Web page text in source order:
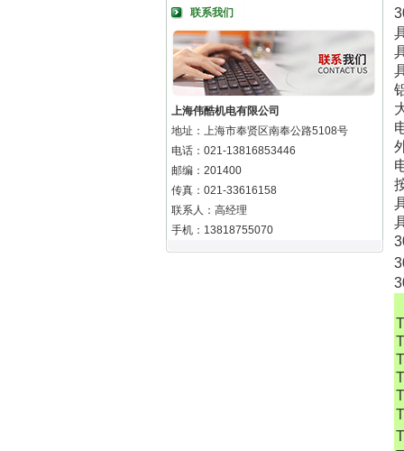
联系我们
上海伟酷机电有限公司
地址：上海市奉贤区南奉公路5108号
电话：021-13816853446
邮编：201400
传真：021-33616158
联系人：高经理
手机：13818755070